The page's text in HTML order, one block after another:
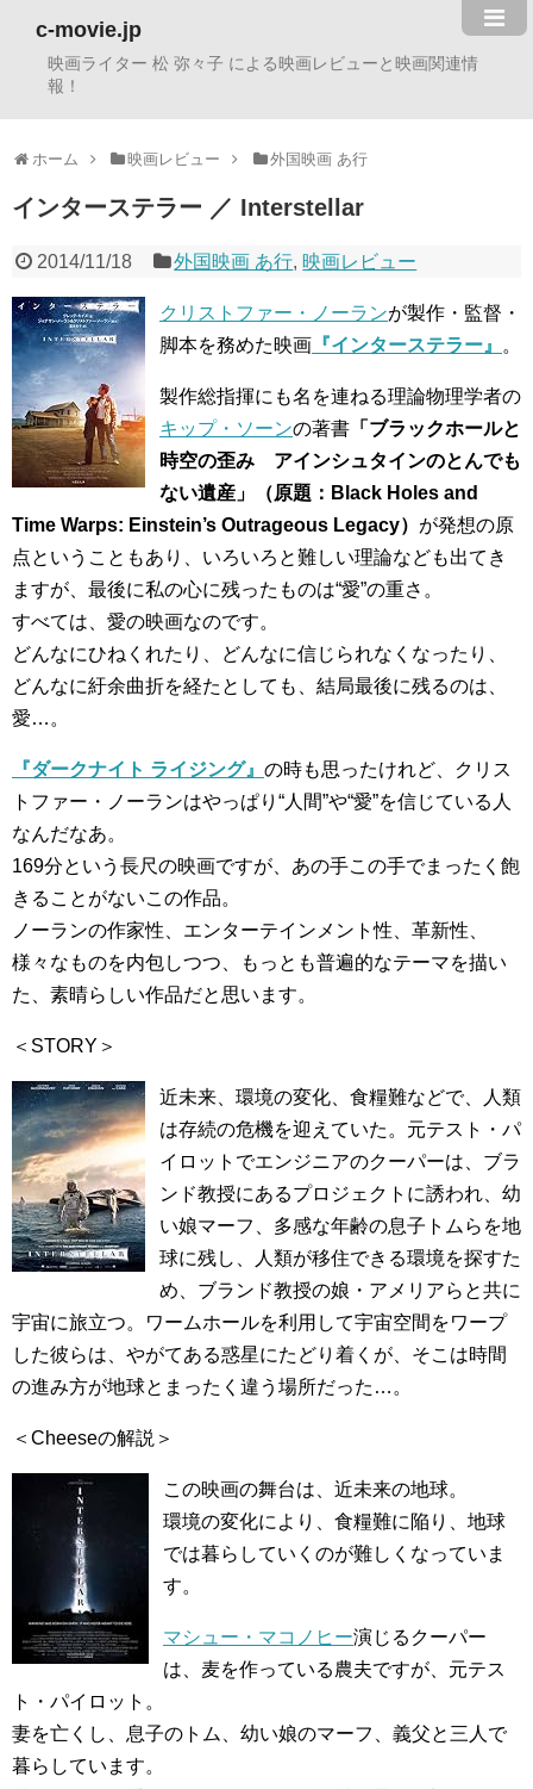
c-movie.jp
映画ライター 松 弥々子 による映画レビューと映画関連情
報！
ホーム 映画レビュー 外国映画 あ行
インターステラー ／ Interstellar
2014/11/18 外国映画 あ行, 映画レビュー
クリストファー・ノーランが製作・監督・
脚本を務めた映画 『インターステラー』 。
製作総指揮にも名を連ねる理論物理学者の
キップ・ソーンの著書 「ブラックホールと
時空の歪み アインシュタインのとんでも
ない遺産」（原題：Black Holes and
Time Warps: Einstein’s Outrageous Legacy） が発想の原
点ということもあり、いろいろと難しい理論なども出てき
ますが、最後に私の心に残ったものは“愛”の重さ。
すべては、愛の映画なのです。
どんなにひねくれたり、どんなに信じられなくなったり、
どんなに紆余曲折を経たとしても、結局最後に残るのは、
愛…。
『ダークナイト ライジング』 の時も思ったけれど、クリス
トファー・ノーランはやっぱり“人間”や“愛”を信じている人
なんだなあ。
169分という長尺の映画ですが、あの手この手でまったく飽
きることがないこの作品。
ノーランの作家性、エンターテインメント性、革新性、
様々なものを内包しつつ、もっとも普遍的なテーマを描い
た、素晴らしい作品だと思います。
＜STORY＞
近未来、環境の変化、食糧難などで、人類
は存続の危機を迎えていた。元テスト・パ
イロットでエンジニアのクーパーは、ブラ
ンド教授にあるプロジェクトに誘われ、幼
い娘マーフ、多感な年齢の息子トムらを地
球に残し、人類が移住できる環境を探すた
め、ブランド教授の娘・アメリアらと共に
宇宙に旅立つ。ワームホールを利用して宇宙空間をワープ
した彼らは、やがてある惑星にたどり着くが、そこは時間
の進み方が地球とまったく違う場所だった…。
＜Cheeseの解説＞
この映画の舞台は、近未来の地球。
環境の変化により、食糧難に陥り、地球
では暮らしていくのが難しくなっていま
す。
マシュー・マコノヒー演じるクーパー
は、麦を作っている農夫ですが、元テス
ト・パイロット。
妻を亡くし、息子のトム、幼い娘のマーフ、義父と三人で
暮らしています。